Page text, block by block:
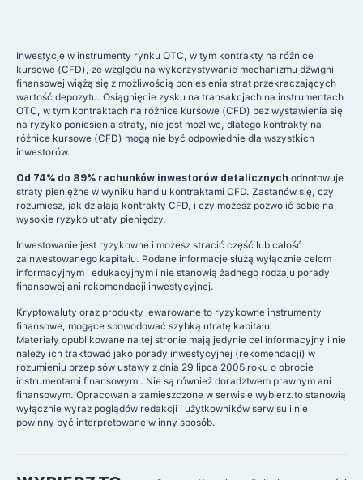
Inwestycje w instrumenty rynku OTC, w tym kontrakty na różnice
kursowe (CFD), ze względu na wykorzystywanie mechanizmu dźwigni
finansowej wiążą się z możliwością poniesienia strat przekraczających
wartość depozytu. Osiągnięcie zysku na transakcjach na instrumentach
OTC, w tym kontraktach na różnice kursowe (CFD) bez wystawienia się
na ryzyko poniesienia straty, nie jest możliwe, dlatego kontrakty na
różnice kursowe (CFD) mogą nie być odpowiednie dla wszystkich
inwestorów.
Od 74% do 89% rachunków inwestorów detalicznych odnotowuje
straty pieniężne w wyniku handlu kontraktami CFD. Zastanów się, czy
rozumiesz, jak działają kontrakty CFD, i czy możesz pozwolić sobie na
wysokie ryzyko utraty pieniędzy.
Inwestowanie jest ryzykowne i możesz stracić część lub całość
zainwestowanego kapitału. Podane informacje służą wyłącznie celom
informacyjnym i edukacyjnym i nie stanowią żadnego rodzaju porady
finansowej ani rekomendacji inwestycyjnej.
Kryptowaluty oraz produkty lewarowane to ryzykowne instrumenty
finansowe, mogące spowodować szybką utratę kapitału.
Materiały opublikowane na tej stronie mają jedynie cel informacyjny i nie
należy ich traktować jako porady inwestycyjnej (rekomendacji) w
rozumieniu przepisów ustawy z dnia 29 lipca 2005 roku o obrocie
instrumentami finansowymi. Nie są również doradztwem prawnym ani
finansowym. Opracowania zamieszczone w serwisie wybierz.to stanowią
wyłącznie wyraz poglądów redakcji i użytkowników serwisu i nie
powinny być interpretowane w inny sposób.